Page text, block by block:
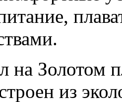
на Золотом
из